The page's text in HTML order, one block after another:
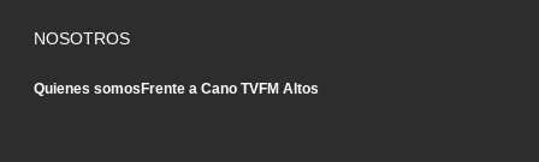
NOSOTROS
Quienes somosFrente a Cano TVFM Altos